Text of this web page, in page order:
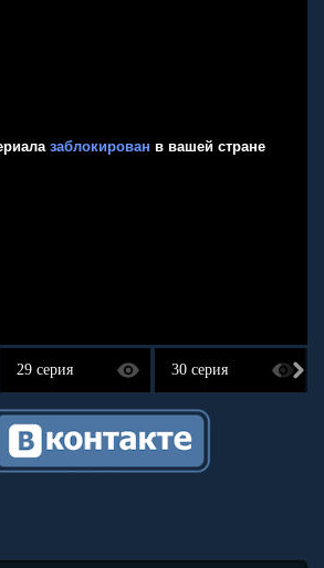
29 серия 30 серия